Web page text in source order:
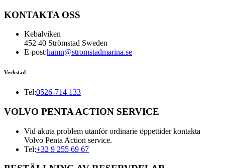
KONTAKTA OSS
Kebalviken
452 40 Strömstad Sweden
E-post:hamn@stromstadmarina.se
Verkstad
Tel:0526-714 133
VOLVO PENTA ACTION SERVICE
Vid akuta problem utanför ordinarie öppettider kontakta
Volvo Penta Action service.
Tel:+32 9 255 69 67